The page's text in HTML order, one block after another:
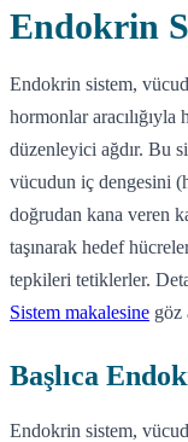
Endokrin
Endokrin sistem,
hormonlar aracılığıyla
düzenleyici ağdır. Bu
vücudun iç dengesini
doğrudan kana veren
taşınarak hedef
tepkileri tetiklerler.
Sistem makalesine göz
Başlıca
Endokrin sistem,